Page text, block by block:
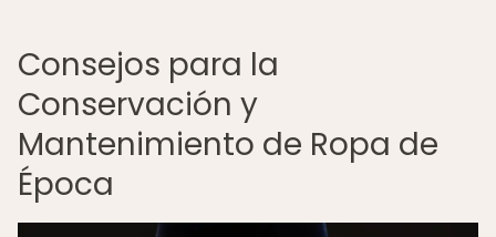
Consejos para la
Conservación y
Mantenimiento de Ropa de
Época